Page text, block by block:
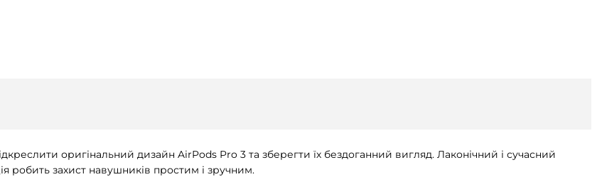
оригінальний дизайн AirPods Pro 3 та зберегти їх бездоганний вигляд. Лаконічний і сучасний
робить захист навушників простим і зручним.